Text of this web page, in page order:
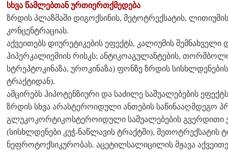
სხვა წამლებთან ურთიერთქმედება
ზრდის პლაზმაში დიგოქსინის, მეტოტრექსატის,
კონცენტრაციას.
აქვეითებს დიურეტიკების ეფექტს, კალიუმის
ჰიპერკალიემიის რისკს; ანტიკოაგულანტების,
სტრეპტოკინაზა, უროკინაზა) ფონზე ზრდის
ტრაქტიდან).
ამცირებს ჰიპოტენზიური და საძილე საშუალებების
ზრდის სხვა არასტეროიდული ანთების საწინააღმდეგო
გლუკოკორტიკოსტეროიდული საშუალებების გვერდითი
(სისხლდენები კუჭ-ნაწლავის ტრაქტში), მეთოტრექსატის
ნეფროტოქსიკურობას. აცეტილსალიცილის მჟავა